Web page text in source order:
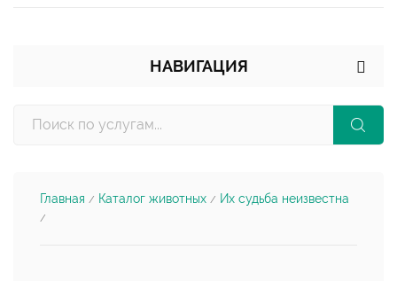
НАВИГАЦИЯ
Главная / Каталог животных / Их судьба неизвестна
/